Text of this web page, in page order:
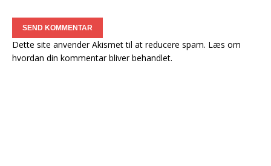
Dette site anvender Akismet til at reducere spam. Læs om
hvordan din kommentar bliver behandlet.